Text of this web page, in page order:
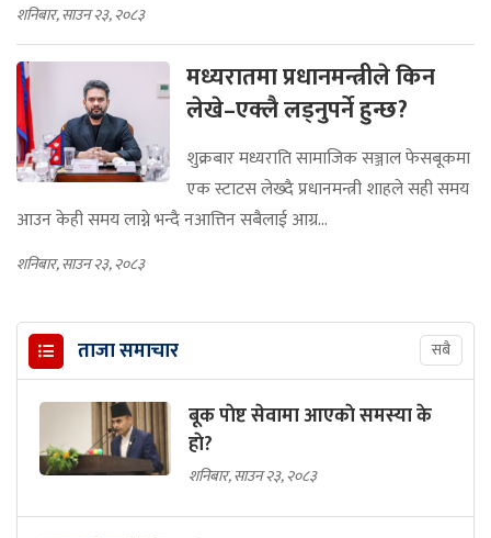
शनिबार, साउन २३, २०८३
मध्यरातमा प्रधानमन्त्रीले किन
लेखे–एक्लै लड्नुपर्ने हुन्छ?
शुक्रबार मध्यराति सामाजिक सञ्जाल फेसबूकमा
एक स्टाटस लेख्दै प्रधानमन्त्री शाहले सही समय
आउन केही समय लाग्ने भन्दै नआत्तिन सबैलाई आग्र...
शनिबार, साउन २३, २०८३
ताजा समाचार सबै
बूक पाेष्ट सेवामा आएकाे समस्या के
हाे?
शनिबार, साउन २३, २०८३